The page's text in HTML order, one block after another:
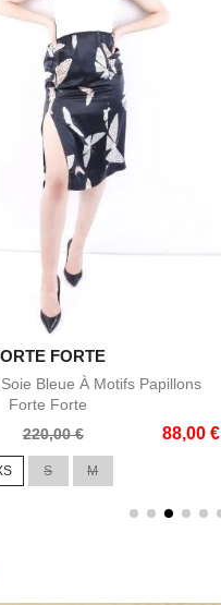
Aperçu rapide
FORTE
Bleue À Motifs Papillons
Forte Forte
220,00 € 88,00 €
S M